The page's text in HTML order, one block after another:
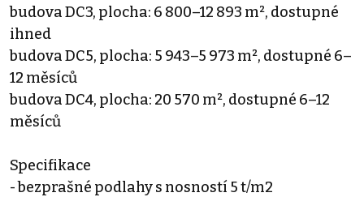
budova DC3, plocha: 6 800–12 893 m², dostupné
ihned
budova DC5, plocha: 5 943–5 973 m², dostupné 6–
12 měsíců
budova DC4, plocha: 20 570 m², dostupné 6–12
měsíců
Specifikace
- bezprašné podlahy s nosností 5 t/m2